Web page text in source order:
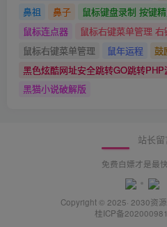
鼻祖
鼻子
鼠标键盘录制 按键
鼠标连点器
鼠标右键菜单管理
鼠标右键菜单管理
鼠年运程 鼓
黑色炫酷网址安全跳转GO跳转PHP
黑猫小说破解版
站长留
免费白嫖才是最
Copyright © 2025· 2030资
桂ICP备